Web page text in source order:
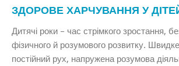
ЗДОРОВЕ ХАРЧУВАННЯ У
Дитячі роки – час стрімкого зростання,
фізичного й розумового розвитку.
постійний рух, напружена розумова